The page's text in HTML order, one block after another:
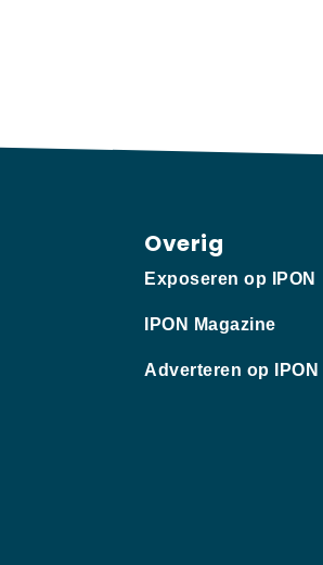
Overig
Exposeren op IPON
IPON Magazine
Adverteren op IPON